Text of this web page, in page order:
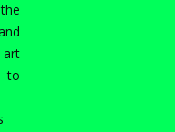
to